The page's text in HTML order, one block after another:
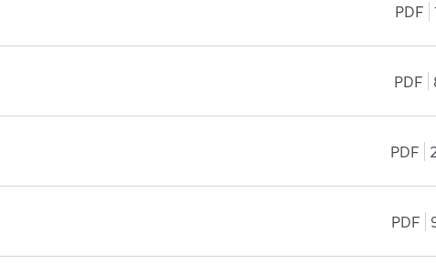
PDF
PDF
PDF
PDF